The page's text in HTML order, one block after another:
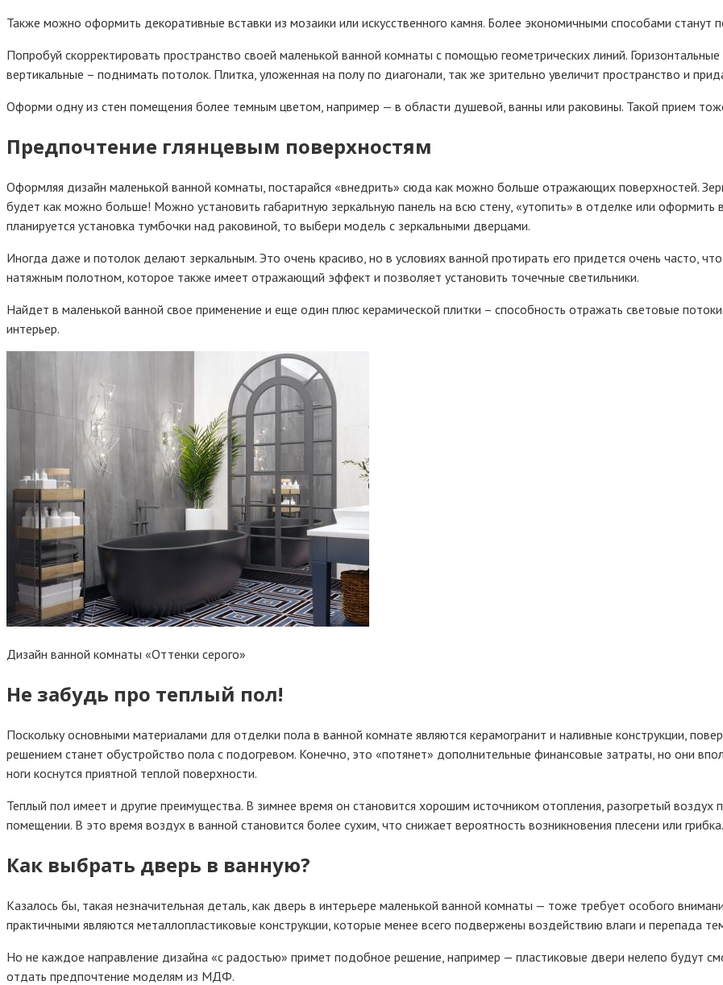
Также можно оформить декоративные вставки из мозаики или искусственного камня. Более экономичными способами
Попробуй скорректировать пространство своей маленькой ванной комнаты с помощью геометрических линий.
вертикальные – поднимать потолок. Плитка, уложенная на полу по диагонали, так же зрительно увеличит пространство и
Оформи одну из стен помещения более темным цветом, например — в области душевой, ванны или раковины. Такой прием
Предпочтение глянцевым поверхностям
Оформляя дизайн маленькой ванной комнаты, постарайся «внедрить» сюда как можно больше отражающих поверхностей.
будет как можно больше! Можно установить габаритную зеркальную панель на всю стену, «утопить» в отделке или
планируется установка тумбочки над раковиной, то выбери модель с зеркальными дверцами.
Иногда даже и потолок делают зеркальным. Это очень красиво, но в условиях ванной протирать его придется очень часто,
натяжным полотном, которое также имеет отражающий эффект и позволяет установить точечные светильники.
Найдет в маленькой ванной свое применение и еще один плюс керамической плитки – способность отражать световые
интерьер.
Дизайн ванной комнаты «Оттенки серого»
Не забудь про теплый пол!
Поскольку основными материалами для отделки пола в ванной комнате являются керамогранит и наливные конструкции,
решением станет обустройство пола с подогревом. Конечно, это «потянет» дополнительные финансовые затраты, но они
ноги коснутся приятной теплой поверхности.
Теплый пол имеет и другие преимущества. В зимнее время он становится хорошим источником отопления, разогретый воздух
помещении. В это время воздух в ванной становится более сухим, что снижает вероятность возникновения плесени или грибка.
Как выбрать дверь в ванную?
Казалось бы, такая незначительная деталь, как дверь в интерьере маленькой ванной комнаты — тоже требует особого
практичными являются металлопластиковые конструкции, которые менее всего подвержены воздействию влаги и перепада
Но не каждое направление дизайна «с радостью» примет подобное решение, например — пластиковые двери нелепо будут
отдать предпочтение моделям из МДФ.